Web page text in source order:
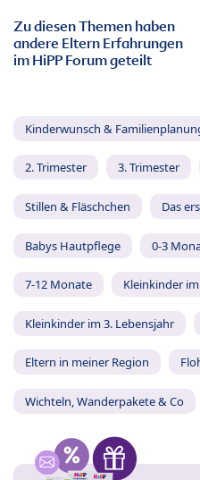
Zu diesen Themen haben
andere Eltern Erfahrungen
im HiPP Forum geteilt
Kinderwunsch &
2. Trimester 3. Trimester
Stillen & Fläschchen Das
Babys Hautpflege 0-3
7-12 Monate Kleinkinder
Kleinkinder im 3. Lebensjahr
Eltern in meiner Region
Wichteln, Wanderpakete & Co